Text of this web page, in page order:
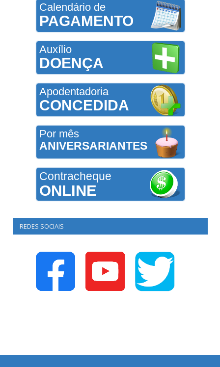
Calendário de
PAGAMENTO
Auxílio
DOENÇA
Apodentadoria
CONCEDIDA
Por mês
ANIVERSARIANTES
Contracheque
ONLINE
REDES SOCIAIS